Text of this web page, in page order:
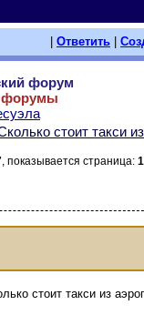
Ответить
форум
форумы
стоит такси
, показывается страница: 1
стоит такси из